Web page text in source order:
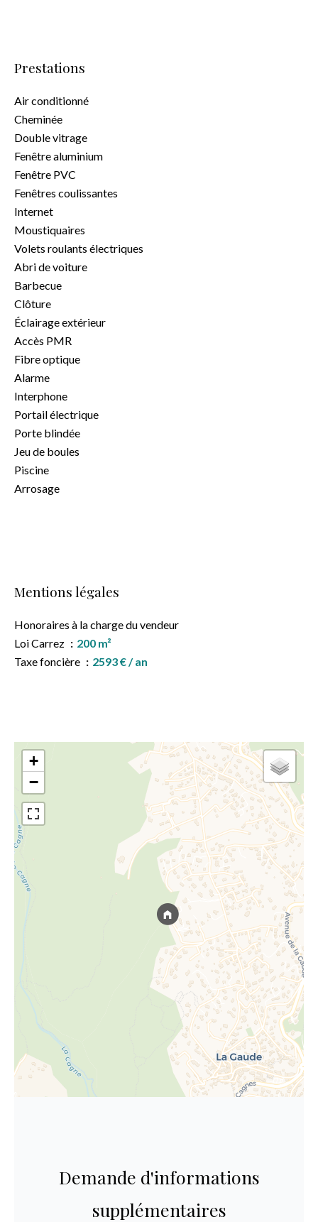
Prestations
Air conditionné
Cheminée
Double vitrage
Fenêtre aluminium
Fenêtre PVC
Fenêtres coulissantes
Internet
Moustiquaires
Volets roulants électriques
Abri de voiture
Barbecue
Clôture
Éclairage extérieur
Accès PMR
Fibre optique
Alarme
Interphone
Portail électrique
Porte blindée
Jeu de boules
Piscine
Arrosage
Mentions légales
Honoraires à la charge du vendeur
Loi Carrez
200 m²
Taxe foncière
2593 € / an
+
−
Demande d'informations
supplémentaires